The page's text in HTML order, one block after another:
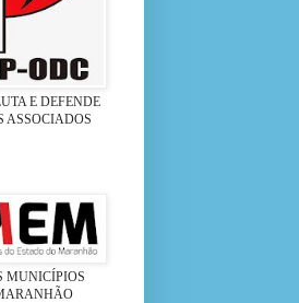
E DEFENDE
ASSOCIADOS
MUNICÍPIOS